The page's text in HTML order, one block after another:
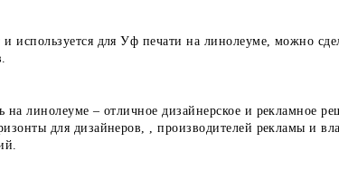
и используется для Уф печати на линолеуме, можно
на линолеуме – отличное дизайнерское и рекламное
для дизайнеров, , производителей рекламы и